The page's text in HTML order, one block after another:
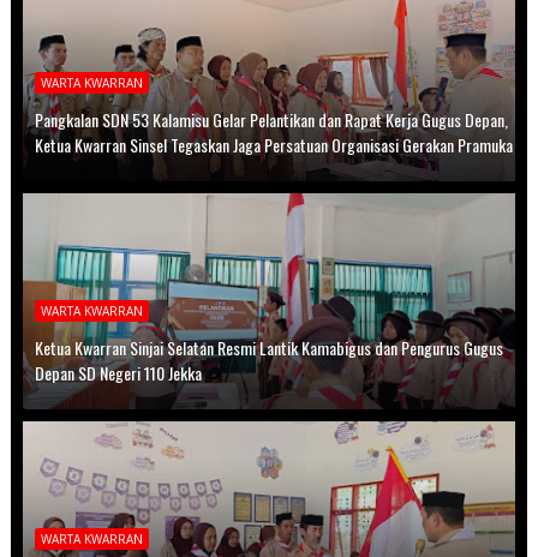
WARTA KWARRAN
Pangkalan SDN 53 Kalamisu Gelar Pelantikan dan Rapat Kerja Gugus Depan,
Ketua Kwarran Sinsel Tegaskan Jaga Persatuan Organisasi Gerakan Pramuka
WARTA KWARRAN
Ketua Kwarran Sinjai Selatan Resmi Lantik Kamabigus dan Pengurus Gugus
Depan SD Negeri 110 Jekka
WARTA KWARRAN